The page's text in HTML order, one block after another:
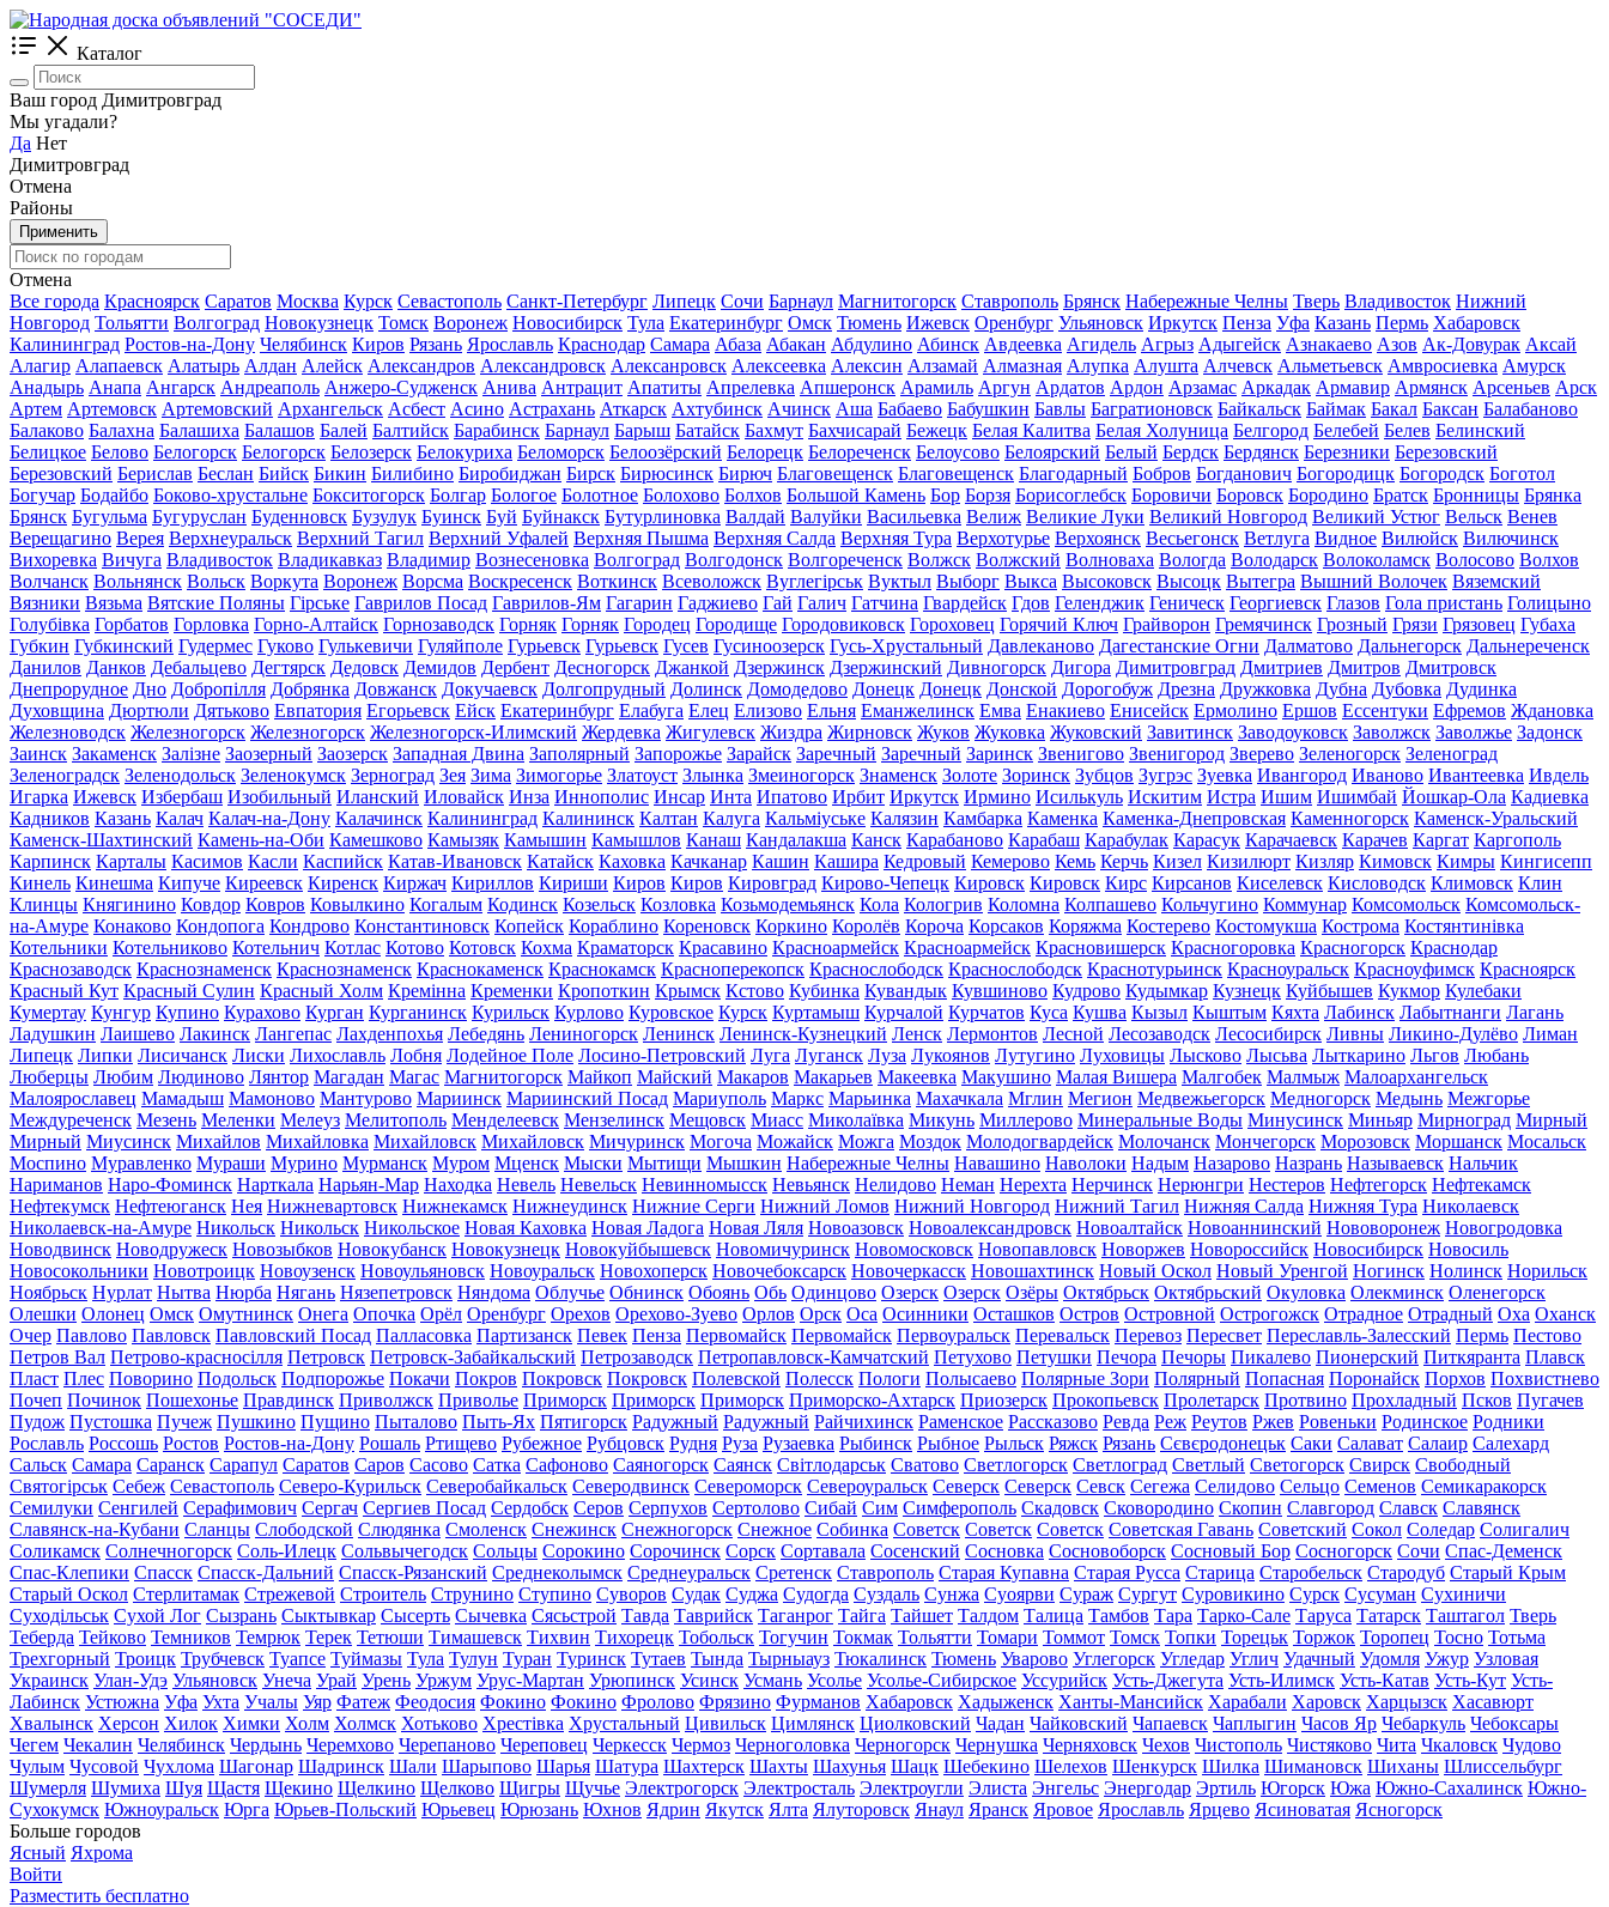
Каталог
Ваш город Димитровград
Мы угадали?
Да Нет
Димитровград
Отмена
Районы
Применить
Отмена
Все города Красноярск Саратов Москва Курск Севастополь Санкт-Петербург Липецк Сочи Барнаул Магнитогорск Ставрополь Брянск Набережные Челны Тверь Владивосток Нижний
Новгород Тольятти Волгоград Новокузнецк Томск Воронеж Новосибирск Тула Екатеринбург Омск Тюмень Ижевск Оренбург Ульяновск Иркутск Пенза Уфа Казань Пермь Хабаровск
Калининград Ростов-на-Дону Челябинск Киров Рязань Ярославль Краснодар Самара Абаза Абакан Абдулино Абинск Авдеевка Агидель Агрыз Адыгейск Азнакаево Азов Ак-Довурак Аксай
Алагир Алапаевск Алатырь Алдан Алейск Александров Александровск Алексанровск Алексеевка Алексин Алзамай Алмазная Алупка Алушта Алчевск Альметьевск Амвросиевка Амурск
Анадырь Анапа Ангарск Андреаполь Анжеро-Судженск Анива Антрацит Апатиты Апрелевка Апшеронск Арамиль Аргун Ардатов Ардон Арзамас Аркадак Армавир Армянск Арсеньев Арск
Артем Артемовск Артемовский Архангельск Асбест Асино Астрахань Аткарск Ахтубинск Ачинск Аша Бабаево Бабушкин Бавлы Багратионовск Байкальск Баймак Бакал Баксан Балабаново
Балаково Балахна Балашиха Балашов Балей Балтийск Барабинск Барнаул Барыш Батайск Бахмут Бахчисарай Бежецк Белая Калитва Белая Холуница Белгород Белебей Белев Белинский
Белицкое Белово Белогорск Белогорск Белозерск Белокуриха Беломорск Белоозёрский Белорецк Белореченск Белоусово Белоярский Белый Бердск Бердянск Березники Березовский
Березовский Берислав Беслан Бийск Бикин Билибино Биробиджан Бирск Бирюсинск Бирюч Благовещенск Благовещенск Благодарный Бобров Богданович Богородицк Богородск Боготол
Богучар Бодайбо Боково-хрустальне Бокситогорск Болгар Бологое Болотное Болохово Болхов Большой Камень Бор Борзя Борисоглебск Боровичи Боровск Бородино Братск Бронницы Брянка
Брянск Бугульма Бугуруслан Буденновск Бузулук Буинск Буй Буйнакск Бутурлиновка Валдай Валуйки Васильевка Велиж Великие Луки Великий Новгород Великий Устюг Вельск Венев
Верещагино Верея Верхнеуральск Верхний Тагил Верхний Уфалей Верхняя Пышма Верхняя Салда Верхняя Тура Верхотурье Верхоянск Весьегонск Ветлуга Видное Вилюйск Вилючинск
Вихоревка Вичуга Владивосток Владикавказ Владимир Вознесеновка Волгоград Волгодонск Волгореченск Волжск Волжский Волноваха Вологда Володарск Волоколамск Волосово Волхов
Волчанск Вольнянск Вольск Воркута Воронеж Ворсма Воскресенск Воткинск Всеволожск Вуглегірськ Вуктыл Выборг Выкса Высоковск Высоцк Вытегра Вышний Волочек Вяземский
Вязники Вязьма Вятские Поляны Гірське Гаврилов Посад Гаврилов-Ям Гагарин Гаджиево Гай Галич Гатчина Гвардейск Гдов Геленджик Геническ Георгиевск Глазов Гола пристань Голицыно
Голубівка Горбатов Горловка Горно-Алтайск Горнозаводск Горняк Горняк Городец Городище Городовиковск Гороховец Горячий Ключ Грайворон Гремячинск Грозный Грязи Грязовец Губаха
Губкин Губкинский Гудермес Гуково Гулькевичи Гуляйполе Гурьевск Гурьевск Гусев Гусиноозерск Гусь-Хрустальный Давлеканово Дагестанские Огни Далматово Дальнегорск Дальнереченск
Данилов Данков Дебальцево Дегтярск Дедовск Демидов Дербент Десногорск Джанкой Дзержинск Дзержинский Дивногорск Дигора Димитровград Дмитриев Дмитров Дмитровск
Днепрорудное Дно Добропілля Добрянка Довжанск Докучаевск Долгопрудный Долинск Домодедово Донецк Донецк Донской Дорогобуж Дрезна Дружковка Дубна Дубовка Дудинка
Духовщина Дюртюли Дятьково Евпатория Егорьевск Ейск Екатеринбург Елабуга Елец Елизово Ельня Еманжелинск Емва Енакиево Енисейск Ермолино Ершов Ессентуки Ефремов Ждановка
Железноводск Железногорск Железногорск Железногорск-Илимский Жердевка Жигулевск Жиздра Жирновск Жуков Жуковка Жуковский Завитинск Заводоуковск Заволжск Заволжье Задонск
Заинск Закаменск Залізне Заозерный Заозерск Западная Двина Заполярный Запорожье Зарайск Заречный Заречный Заринск Звенигово Звенигород Зверево Зеленогорск Зеленоград
Зеленоградск Зеленодольск Зеленокумск Зерноград Зея Зима Зимогорье Златоуст Злынка Змеиногорск Знаменск Золоте Зоринск Зубцов Зугрэс Зуевка Ивангород Иваново Ивантеевка Ивдель
Игарка Ижевск Избербаш Изобильный Иланский Иловайск Инза Иннополис Инсар Инта Ипатово Ирбит Иркутск Ирмино Исилькуль Искитим Истра Ишим Ишимбай Йошкар-Ола Кадиевка
Кадников Казань Калач Калач-на-Дону Калачинск Калининград Калининск Калтан Калуга Кальміуське Калязин Камбарка Каменка Каменка-Днепровская Каменногорск Каменск-Уральский
Каменск-Шахтинский Камень-на-Оби Камешково Камызяк Камышин Камышлов Канаш Кандалакша Канск Карабаново Карабаш Карабулак Карасук Карачаевск Карачев Каргат Каргополь
Карпинск Карталы Касимов Касли Каспийск Катав-Ивановск Катайск Каховка Качканар Кашин Кашира Кедровый Кемерово Кемь Керчь Кизел Кизилюрт Кизляр Кимовск Кимры Кингисепп
Кинель Кинешма Кипуче Киреевск Киренск Киржач Кириллов Кириши Киров Киров Кировград Кирово-Чепецк Кировск Кировск Кирс Кирсанов Киселевск Кисловодск Климовск Клин
Клинцы Княгинино Ковдор Ковров Ковылкино Когалым Кодинск Козельск Козловка Козьмодемьянск Кола Кологрив Коломна Колпашево Кольчугино Коммунар Комсомольск Комсомольск-
на-Амуре Конаково Кондопога Кондрово Константиновск Копейск Кораблино Кореновск Коркино Королёв Короча Корсаков Коряжма Костерево Костомукша Кострома Костянтинівка
Котельники Котельниково Котельнич Котлас Котово Котовск Кохма Краматорск Красавино Красноармейск Красноармейск Красновишерск Красногоровка Красногорск Краснодар
Краснозаводск Краснознаменск Краснознаменск Краснокаменск Краснокамск Красноперекопск Краснослободск Краснослободск Краснотурьинск Красноуральск Красноуфимск Красноярск
Красный Кут Красный Сулин Красный Холм Кремінна Кременки Кропоткин Крымск Кстово Кубинка Кувандык Кувшиново Кудрово Кудымкар Кузнецк Куйбышев Кукмор Кулебаки
Кумертау Кунгур Купино Курахово Курган Курганинск Курильск Курлово Куровское Курск Куртамыш Курчалой Курчатов Куса Кушва Кызыл Кыштым Кяхта Лабинск Лабытнанги Лагань
Ладушкин Лаишево Лакинск Лангепас Лахденпохья Лебедянь Лениногорск Ленинск Ленинск-Кузнецкий Ленск Лермонтов Лесной Лесозаводск Лесосибирск Ливны Ликино-Дулёво Лиман
Липецк Липки Лисичанск Лиски Лихославль Лобня Лодейное Поле Лосино-Петровский Луга Луганск Луза Лукоянов Лутугино Луховицы Лысково Лысьва Лыткарино Льгов Любань
Люберцы Любим Людиново Лянтор Магадан Магас Магнитогорск Майкоп Майский Макаров Макарьев Макеевка Макушино Малая Вишера Малгобек Малмыж Малоархангельск
Малоярославец Мамадыш Мамоново Мантурово Мариинск Мариинский Посад Мариуполь Маркс Марьинка Махачкала Мглин Мегион Медвежьегорск Медногорск Медынь Межгорье
Междуреченск Мезень Меленки Мелеуз Мелитополь Менделеевск Мензелинск Мещовск Миасс Миколаївка Микунь Миллерово Минеральные Воды Минусинск Миньяр Мирноград Мирный
Мирный Миусинск Михайлов Михайловка Михайловск Михайловск Мичуринск Могоча Можайск Можга Моздок Молодогвардейск Молочанск Мончегорск Морозовск Моршанск Мосальск
Моспино Муравленко Мураши Мурино Мурманск Муром Мценск Мыски Мытищи Мышкин Набережные Челны Навашино Наволоки Надым Назарово Назрань Называевск Нальчик
Нариманов Наро-Фоминск Нарткала Нарьян-Мар Находка Невель Невельск Невинномысск Невьянск Нелидово Неман Нерехта Нерчинск Нерюнгри Нестеров Нефтегорск Нефтекамск
Нефтекумск Нефтеюганск Нея Нижневартовск Нижнекамск Нижнеудинск Нижние Серги Нижний Ломов Нижний Новгород Нижний Тагил Нижняя Салда Нижняя Тура Николаевск
Николаевск-на-Амуре Никольск Никольск Никольское Новая Каховка Новая Ладога Новая Ляля Новоазовск Новоалександровск Новоалтайск Новоаннинский Нововоронеж Новогродовка
Новодвинск Новодружеск Новозыбков Новокубанск Новокузнецк Новокуйбышевск Новомичуринск Новомосковск Новопавловск Новоржев Новороссийск Новосибирск Новосиль
Новосокольники Новотроицк Новоузенск Новоульяновск Новоуральск Новохоперск Новочебоксарск Новочеркасск Новошахтинск Новый Оскол Новый Уренгой Ногинск Нолинск Норильск
Ноябрьск Нурлат Нытва Нюрба Нягань Нязепетровск Няндома Облучье Обнинск Обоянь Обь Одинцово Озерск Озерск Озёры Октябрьск Октябрьский Окуловка Олекминск Оленегорск
Олешки Олонец Омск Омутнинск Онега Опочка Орёл Оренбург Орехов Орехово-Зуево Орлов Орск Оса Осинники Осташков Остров Островной Острогожск Отрадное Отрадный Оха Оханск
Очер Павлово Павловск Павловский Посад Палласовка Партизанск Певек Пенза Первомайск Первомайск Первоуральск Перевальск Перевоз Пересвет Переславль-Залесский Пермь Пестово
Петров Вал Петрово-красносілля Петровск Петровск-Забайкальский Петрозаводск Петропавловск-Камчатский Петухово Петушки Печора Печоры Пикалево Пионерский Питкяранта Плавск
Пласт Плес Поворино Подольск Подпорожье Покачи Покров Покровск Покровск Полевской Полесск Пологи Полысаево Полярные Зори Полярный Попасная Поронайск Порхов Похвистнево
Почеп Починок Пошехонье Правдинск Приволжск Приволье Приморск Приморск Приморск Приморско-Ахтарск Приозерск Прокопьевск Пролетарск Протвино Прохладный Псков Пугачев
Пудож Пустошка Пучеж Пушкино Пущино Пыталово Пыть-Ях Пятигорск Радужный Радужный Райчихинск Раменское Рассказово Ревда Реж Реутов Ржев Ровеньки Родинское Родники
Рославль Россошь Ростов Ростов-на-Дону Рошаль Ртищево Рубежное Рубцовск Рудня Руза Рузаевка Рыбинск Рыбное Рыльск Ряжск Рязань Сєвєродонецьк Саки Салават Салаир Салехард
Сальск Самара Саранск Сарапул Саратов Саров Сасово Сатка Сафоново Саяногорск Саянск Світлодарськ Сватово Светлогорск Светлоград Светлый Светогорск Свирск Свободный
Святогірськ Себеж Севастополь Северо-Курильск Северобайкальск Северодвинск Североморск Североуральск Северск Северск Севск Сегежа Селидово Сельцо Семенов Семикаракорск
Семилуки Сенгилей Серафимович Сергач Сергиев Посад Сердобск Серов Серпухов Сертолово Сибай Сим Симферополь Скадовск Сковородино Скопин Славгород Славск Славянск
Славянск-на-Кубани Сланцы Слободской Слюдянка Смоленск Снежинск Снежногорск Снежное Собинка Советск Советск Советск Советская Гавань Советский Сокол Соледар Солигалич
Соликамск Солнечногорск Соль-Илецк Сольвычегодск Сольцы Сорокино Сорочинск Сорск Сортавала Сосенский Сосновка Сосновоборск Сосновый Бор Сосногорск Сочи Спас-Деменск
Спас-Клепики Спасск Спасск-Дальний Спасск-Рязанский Среднеколымск Среднеуральск Сретенск Ставрополь Старая Купавна Старая Русса Старица Старобельск Стародуб Старый Крым
Старый Оскол Стерлитамак Стрежевой Строитель Струнино Ступино Суворов Судак Суджа Судогда Суздаль Сунжа Суоярви Сураж Сургут Суровикино Сурск Сусуман Сухиничи
Суходільськ Сухой Лог Сызрань Сыктывкар Сысерть Сычевка Сясьстрой Тавда Таврийск Таганрог Тайга Тайшет Талдом Талица Тамбов Тара Тарко-Сале Таруса Татарск Таштагол Тверь
Теберда Тейково Темников Темрюк Терек Тетюши Тимашевск Тихвин Тихорецк Тобольск Тогучин Токмак Тольятти Томари Томмот Томск Топки Торецьк Торжок Торопец Тосно Тотьма
Трехгорный Троицк Трубчевск Туапсе Туймазы Тула Тулун Туран Туринск Тутаев Тында Тырныауз Тюкалинск Тюмень Уварово Углегорск Угледар Углич Удачный Удомля Ужур Узловая
Украинск Улан-Удэ Ульяновск Унеча Урай Урень Уржум Урус-Мартан Урюпинск Усинск Усмань Усолье Усолье-Сибирское Уссурийск Усть-Джегута Усть-Илимск Усть-Катав Усть-Кут Усть-
Лабинск Устюжна Уфа Ухта Учалы Уяр Фатеж Феодосия Фокино Фокино Фролово Фрязино Фурманов Хабаровск Хадыженск Ханты-Мансийск Харабали Харовск Харцызск Хасавюрт
Хвалынск Херсон Хилок Химки Холм Холмск Хотьково Хрестівка Хрустальный Цивильск Цимлянск Циолковский Чадан Чайковский Чапаевск Чаплыгин Часов Яр Чебаркуль Чебоксары
Чегем Чекалин Челябинск Чердынь Черемхово Черепаново Череповец Черкесск Чермоз Черноголовка Черногорск Чернушка Черняховск Чехов Чистополь Чистяково Чита Чкаловск Чудово
Чулым Чусовой Чухлома Шагонар Шадринск Шали Шарыпово Шарья Шатура Шахтерск Шахты Шахунья Шацк Шебекино Шелехов Шенкурск Шилка Шимановск Шиханы Шлиссельбург
Шумерля Шумиха Шуя Щастя Щекино Щелкино Щелково Щигры Щучье Электрогорск Электросталь Электроугли Элиста Энгельс Энергодар Эртиль Югорск Южа Южно-Сахалинск Южно-
Сухокумск Южноуральск Юрга Юрьев-Польский Юрьевец Юрюзань Юхнов Ядрин Якутск Ялта Ялуторовск Янаул Яранск Яровое Ярославль Ярцево Ясиноватая Ясногорск
Больше городов
Ясный Яхрома
Войти
Разместить бесплатно